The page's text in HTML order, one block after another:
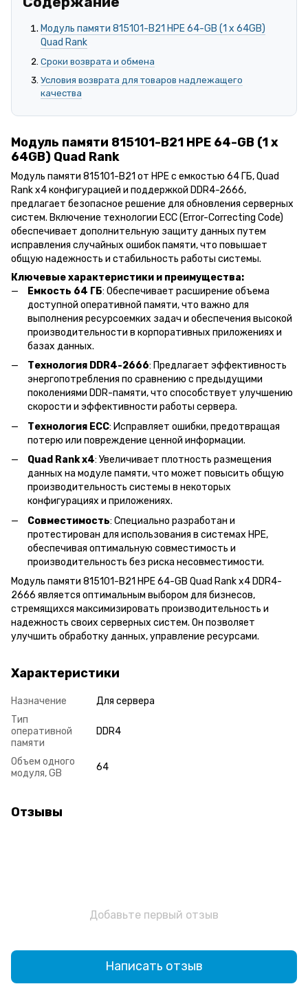
Модуль памяти 815101-B21 HPE 64-GB (1 x 64GB)
Quad Rank
Сроки возврата и обмена
Условия возврата для товаров надлежащего
качества
Модуль памяти 815101-B21 HPE 64-GB (1 x
64GB) Quad Rank
Модуль памяти 815101-B21 от HPE с емкостью 64 ГБ, Quad
Rank x4 конфигурацией и поддержкой DDR4-2666,
предлагает безопасное решение для обновления серверных
систем. Включение технологии ECC (Error-Correcting Code)
обеспечивает дополнительную защиту данных путем
исправления случайных ошибок памяти, что повышает
общую надежность и стабильность работы системы.
Ключевые характеристики и преимущества:
Емкость 64 ГБ: Обеспечивает расширение объема
доступной оперативной памяти, что важно для
выполнения ресурсоемких задач и обеспечения высокой
производительности в корпоративных приложениях и
базах данных.
Технология DDR4-2666: Предлагает эффективность
энергопотребления по сравнению с предыдущими
поколениями DDR-памяти, что способствует улучшению
скорости и эффективности работы сервера.
Технология ECC: Исправляет ошибки, предотвращая
потерю или повреждение ценной информации.
Quad Rank x4: Увеличивает плотность размещения
данных на модуле памяти, что может повысить общую
производительность системы в некоторых
конфигурациях и приложениях.
Совместимость: Специально разработан и
протестирован для использования в системах HPE,
обеспечивая оптимальную совместимость и
производительность без риска несовместимости.
Модуль памяти 815101-B21 HPE 64-GB Quad Rank x4 DDR4-
2666 является оптимальным выбором для бизнесов,
стремящихся максимизировать производительность и
надежность своих серверных систем. Он позволяет
улучшить обработку данных, управление ресурсами.
Характеристики
Назначение
Для сервера
Тип
оперативной
памяти
DDR4
Объем одного
модуля, GB
64
Отзывы
Добавьте первый отзыв
Написать отзыв